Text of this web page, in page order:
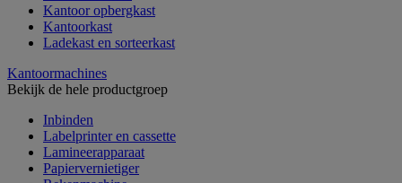
Kantoor opbergkast
Kantoorkast
Ladekast en sorteerkast
Kantoormachines
Bekijk de hele productgroep
Inbinden
Labelprinter en cassette
Lamineerapparaat
Papiervernietiger